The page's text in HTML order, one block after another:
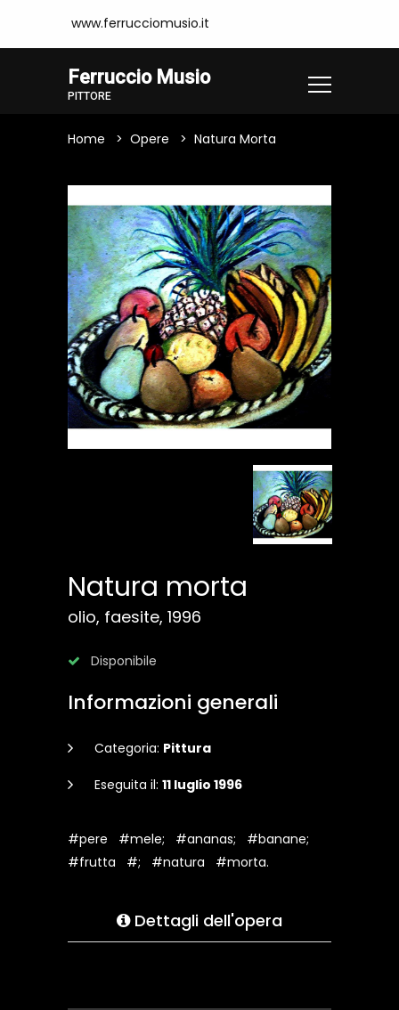
www.ferrucciomusio.it
Ferruccio Musio
PITTORE
Home Opere Natura Morta
Natura morta
olio, faesite, 1996
Disponibile
Informazioni generali
Categoria: Pittura
Eseguita il: 11 luglio 1996
#pere #mele; #ananas;
#banane;
#frutta
#; #natura #morta.
Dettagli dell'opera